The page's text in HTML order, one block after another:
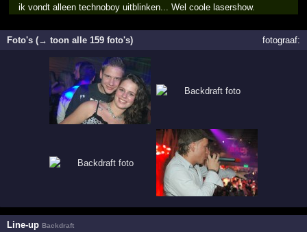
ik vondt alleen technoboy uitblinken... Wel coole lasershow.
Foto's (→ toon alle 159 foto's) fotograaf:
Line-upBackdraft